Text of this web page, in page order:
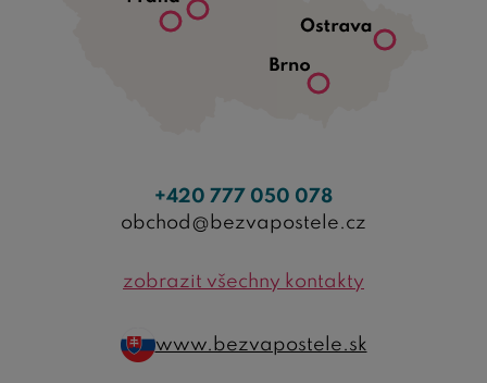
+420 777 050 078
obchod@bezvapostele.cz
zobrazit všechny kontakty
www.bezvapostele.sk